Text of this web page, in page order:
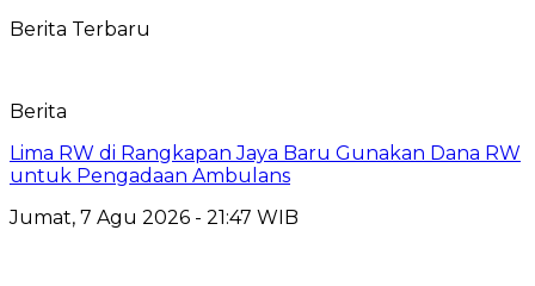
Berita Terbaru
Berita
Lima RW di Rangkapan Jaya Baru Gunakan Dana RW
untuk Pengadaan Ambulans
Jumat, 7 Agu 2026 - 21:47 WIB